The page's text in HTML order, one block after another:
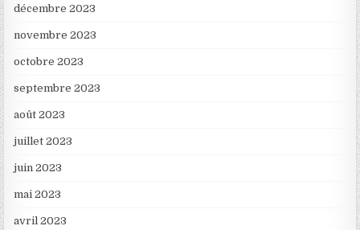
décembre 2023
novembre 2023
octobre 2023
septembre 2023
août 2023
juillet 2023
juin 2023
mai 2023
avril 2023